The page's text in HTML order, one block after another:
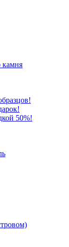
камня
50%!